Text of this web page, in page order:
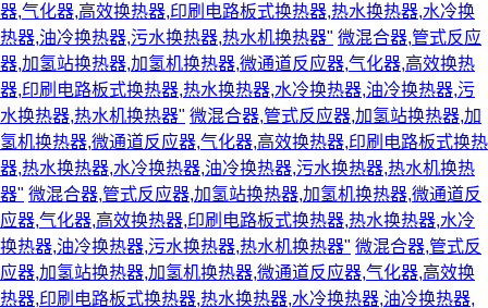
器,气化器,高效换热器,印刷电路板式换热器,热水换热器,水冷换
热器,油冷换热器,污水换热器,热水机换热器" 微混合器,管式反应
器,加氢站换热器,加氢机换热器,微通道反应器,气化器,高效换热
器,印刷电路板式换热器,热水换热器,水冷换热器,油冷换热器,污
水换热器,热水机换热器" 微混合器,管式反应器,加氢站换热器,加
氢机换热器,微通道反应器,气化器,高效换热器,印刷电路板式换热
器,热水换热器,水冷换热器,油冷换热器,污水换热器,热水机换热
器" 微混合器,管式反应器,加氢站换热器,加氢机换热器,微通道反
应器,气化器,高效换热器,印刷电路板式换热器,热水换热器,水冷
换热器,油冷换热器,污水换热器,热水机换热器" 微混合器,管式反
应器,加氢站换热器,加氢机换热器,微通道反应器,气化器,高效换
热器,印刷电路板式换热器,热水换热器,水冷换热器,油冷换热器,